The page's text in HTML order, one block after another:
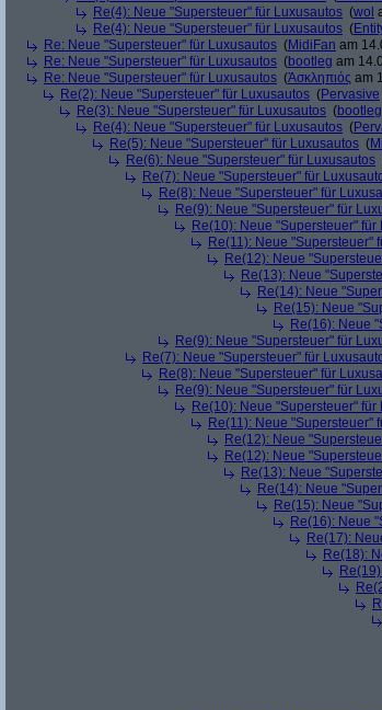
Re(4): Neue "Supersteuer" für Luxusautos (wol
Re(4): Neue "Supersteuer" für Luxusautos (
Re: Neue "Supersteuer" für Luxusautos (MidiFan am
Re: Neue "Supersteuer" für Luxusautos (bootleg am
Re: Neue "Supersteuer" für Luxusautos (Ἀσκληπιός am
Re(2): Neue "Supersteuer" für Luxusautos (Pervasive
Re(3): Neue "Supersteuer" für Luxusautos (bootleg
Re(4): Neue "Supersteuer" für Luxusautos (
Re(5): Neue "Supersteuer" für Luxusautos (
Re(6): Neue "Supersteuer" für Luxusautos
Re(7): Neue "Supersteuer" für
Re(8): Neue "Supersteuer" für
Re(9): Neue "Supersteuer" für
Re(10): Neue "Supersteuer" für
Re(11): Neue "Supersteuer"
Re(12): Neue
Re(13): Neue
Re(14): Neue
Re(15): Neue
Re(16): Neue
Re(9): Neue "Supersteuer" für
Re(7): Neue "Supersteuer" für
Re(8): Neue "Supersteuer" für
Re(9): Neue "Supersteuer" für
Re(10): Neue "Supersteuer" für
Re(11): Neue "Supersteuer"
Re(12): Neue
Re(12): Neue
Re(13): Neue
Re(14): Neue
Re(15): Neue
Re(16): Neue
Re(17):
Re(18):